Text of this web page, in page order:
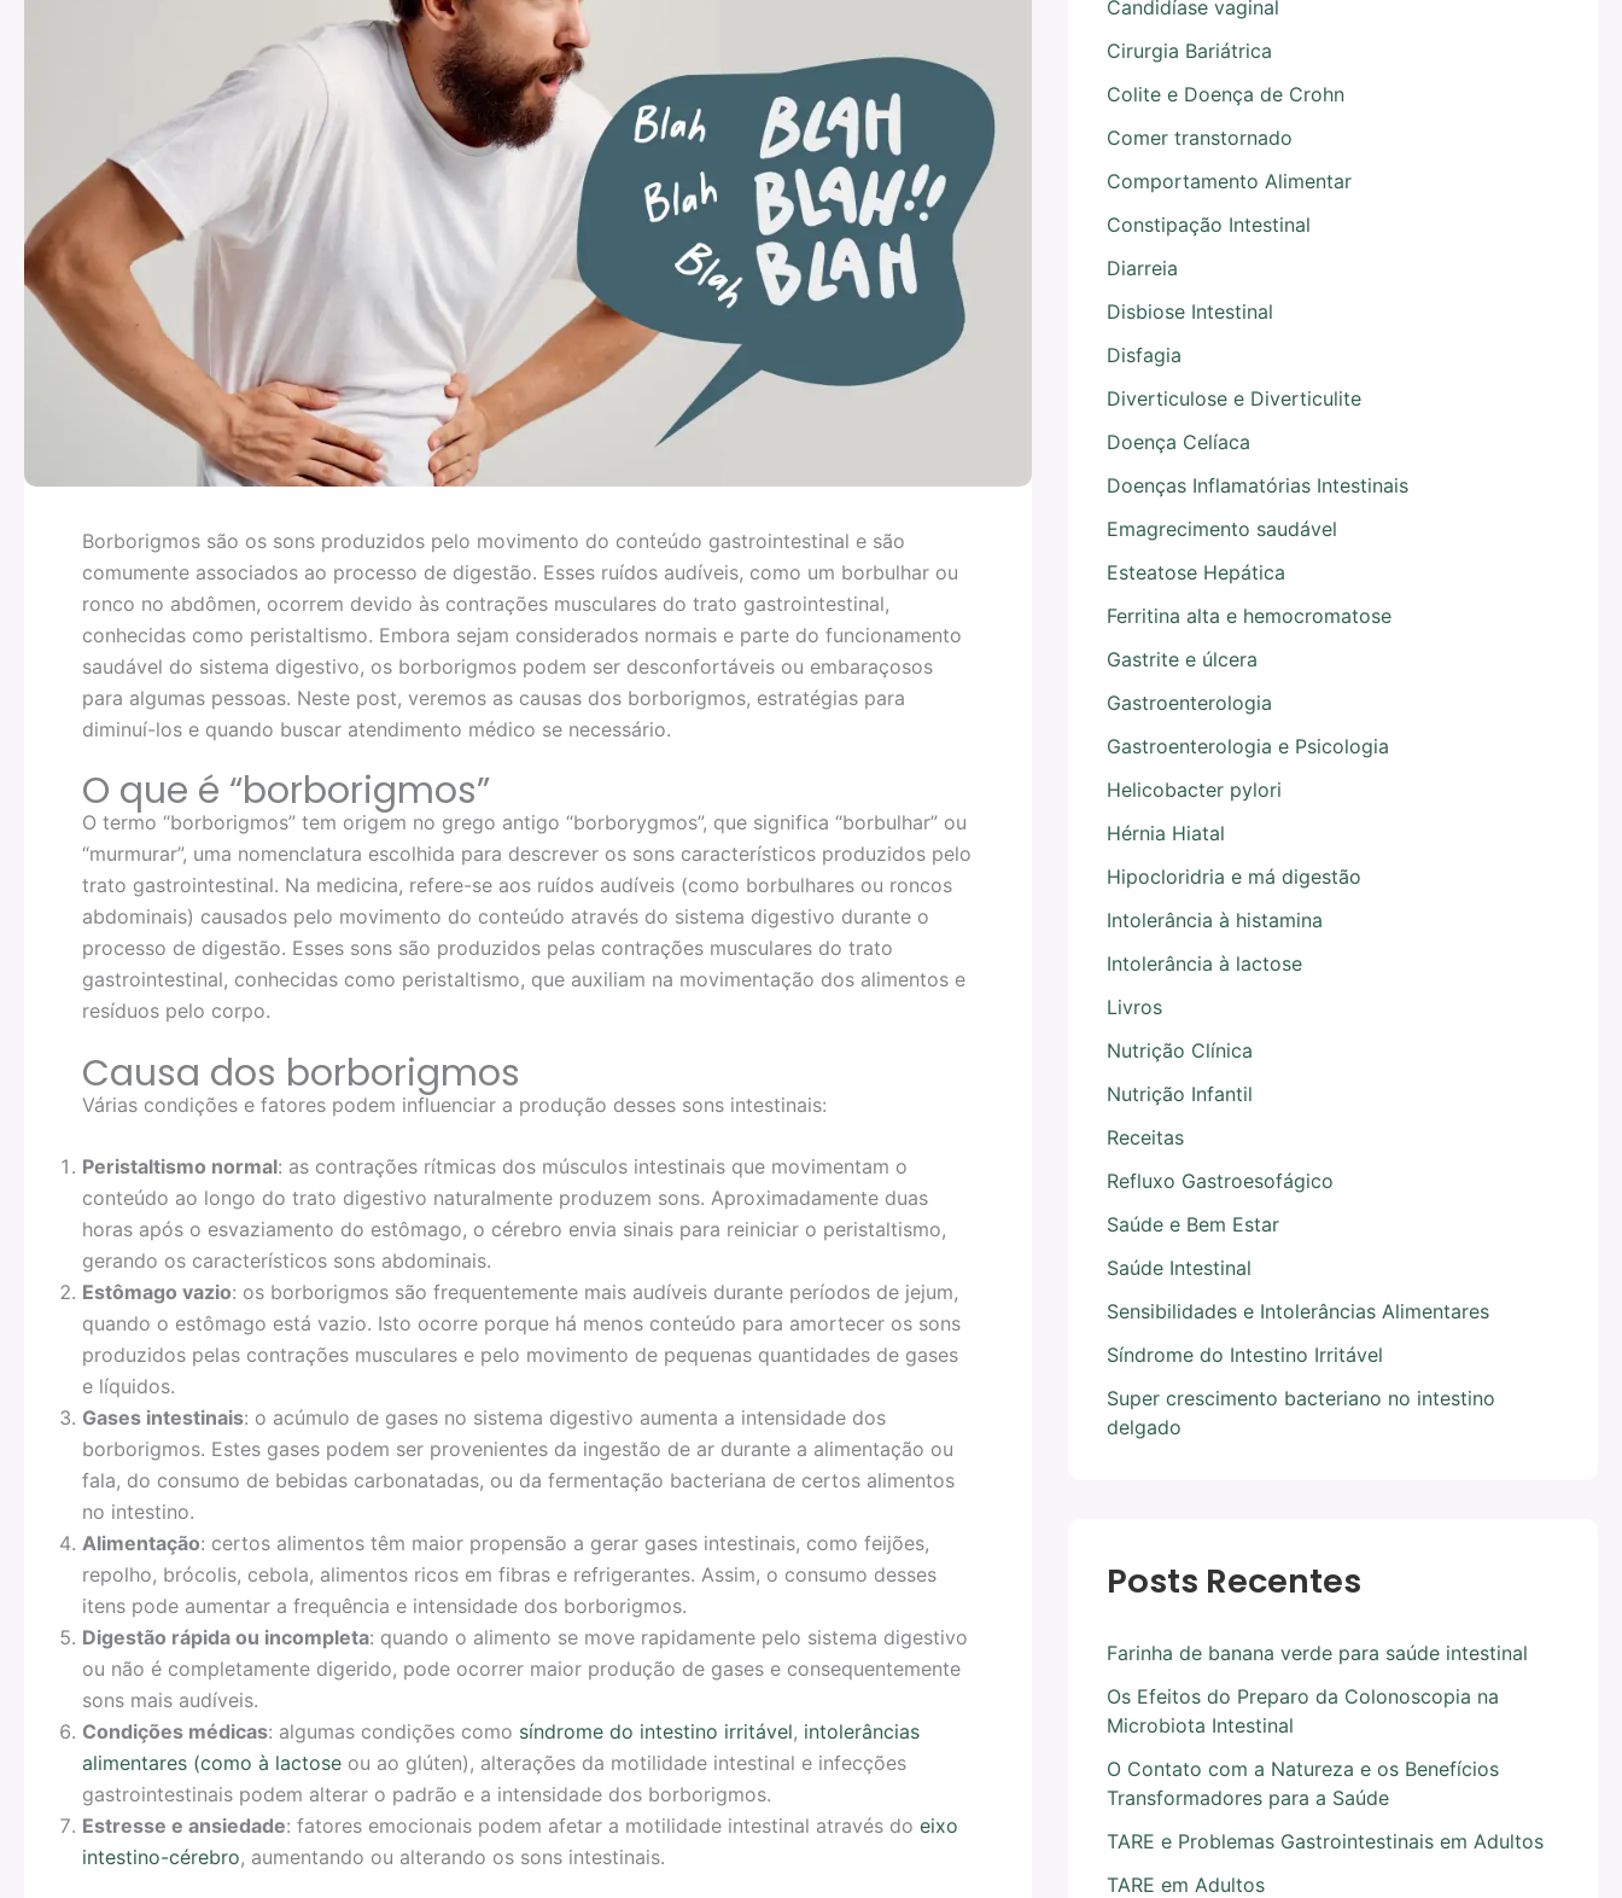
Borborigmos são os sons produzidos pelo movimento do conteúdo gastrointestinal e são
comumente associados ao processo de digestão. Esses ruídos audíveis, como um borbulhar ou
ronco no abdômen, ocorrem devido às contrações musculares do trato gastrointestinal,
conhecidas como peristaltismo. Embora sejam considerados normais e parte do funcionamento
saudável do sistema digestivo, os borborigmos podem ser desconfortáveis ou embaraçosos
para algumas pessoas. Neste post, veremos as causas dos borborigmos, estratégias para
diminuí-los e quando buscar atendimento médico se necessário.
O que é “borborigmos”
O termo “borborigmos” tem origem no grego antigo “borborygmos”, que significa “borbulhar” ou
“murmurar”, uma nomenclatura escolhida para descrever os sons característicos produzidos pelo
trato gastrointestinal. Na medicina, refere-se aos ruídos audíveis (como borbulhares ou roncos
abdominais) causados pelo movimento do conteúdo através do sistema digestivo durante o
processo de digestão. Esses sons são produzidos pelas contrações musculares do trato
gastrointestinal, conhecidas como peristaltismo, que auxiliam na movimentação dos alimentos e
resíduos pelo corpo.
Causa dos borborigmos
Várias condições e fatores podem influenciar a produção desses sons intestinais:
Peristaltismo normal: as contrações rítmicas dos músculos intestinais que movimentam o
conteúdo ao longo do trato digestivo naturalmente produzem sons. Aproximadamente duas
horas após o esvaziamento do estômago, o cérebro envia sinais para reiniciar o peristaltismo,
gerando os característicos sons abdominais.
Estômago vazio: os borborigmos são frequentemente mais audíveis durante períodos de jejum,
quando o estômago está vazio. Isto ocorre porque há menos conteúdo para amortecer os sons
produzidos pelas contrações musculares e pelo movimento de pequenas quantidades de gases
e líquidos.
Gases intestinais: o acúmulo de gases no sistema digestivo aumenta a intensidade dos
borborigmos. Estes gases podem ser provenientes da ingestão de ar durante a alimentação ou
fala, do consumo de bebidas carbonatadas, ou da fermentação bacteriana de certos alimentos
no intestino.
Alimentação: certos alimentos têm maior propensão a gerar gases intestinais, como feijões,
repolho, brócolis, cebola, alimentos ricos em fibras e refrigerantes. Assim, o consumo desses
itens pode aumentar a frequência e intensidade dos borborigmos.
Digestão rápida ou incompleta: quando o alimento se move rapidamente pelo sistema digestivo
ou não é completamente digerido, pode ocorrer maior produção de gases e consequentemente
sons mais audíveis.
Condições médicas: algumas condições como síndrome do intestino irritável, intolerâncias
alimentares (como à lactose ou ao glúten), alterações da motilidade intestinal e infecções
gastrointestinais podem alterar o padrão e a intensidade dos borborigmos.
Estresse e ansiedade: fatores emocionais podem afetar a motilidade intestinal através do eixo
intestino-cérebro, aumentando ou alterando os sons intestinais.
Candidíase vaginal
Cirurgia Bariátrica
Colite e Doença de Crohn
Comer transtornado
Comportamento Alimentar
Constipação Intestinal
Diarreia
Disbiose Intestinal
Disfagia
Diverticulose e Diverticulite
Doença Celíaca
Doenças Inflamatórias Intestinais
Emagrecimento saudável
Esteatose Hepática
Ferritina alta e hemocromatose
Gastrite e úlcera
Gastroenterologia
Gastroenterologia e Psicologia
Helicobacter pylori
Hérnia Hiatal
Hipocloridria e má digestão
Intolerância à histamina
Intolerância à lactose
Livros
Nutrição Clínica
Nutrição Infantil
Receitas
Refluxo Gastroesofágico
Saúde e Bem Estar
Saúde Intestinal
Sensibilidades e Intolerâncias Alimentares
Síndrome do Intestino Irritável
Super crescimento bacteriano no intestino
delgado
Posts Recentes
Farinha de banana verde para saúde intestinal
Os Efeitos do Preparo da Colonoscopia na
Microbiota Intestinal
O Contato com a Natureza e os Benefícios
Transformadores para a Saúde
TARE e Problemas Gastrointestinais em Adultos
TARE em Adultos